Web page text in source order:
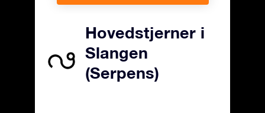
Hovedstjerner i
Slangen
(Serpens)